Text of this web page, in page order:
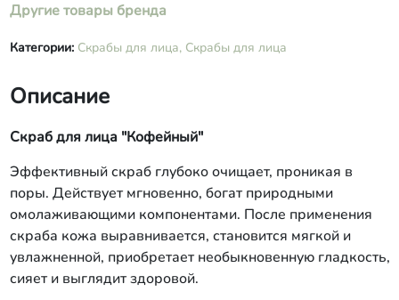
Другие товары бренда
Категории: Скрабы для лица, Скрабы для лица
Описание
Скраб для лица "Кофейный"
Эффективный скраб глубоко очищает, проникая в
поры. Действует мгновенно, богат природными
омолаживающими компонентами. После применения
скраба кожа выравнивается, становится мягкой и
увлажненной, приобретает необыкновенную гладкость,
сияет и выглядит здоровой.